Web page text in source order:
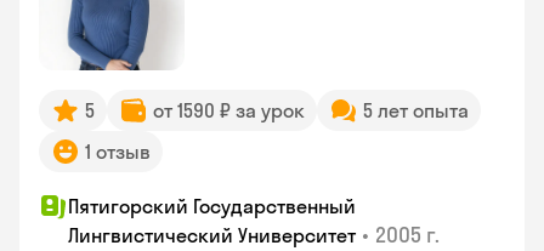
5 от 1590 ₽ за урок
5 лет опыта
1 отзыв
Пятигорский Государственный
Лингвистический Университет • 2005 г.